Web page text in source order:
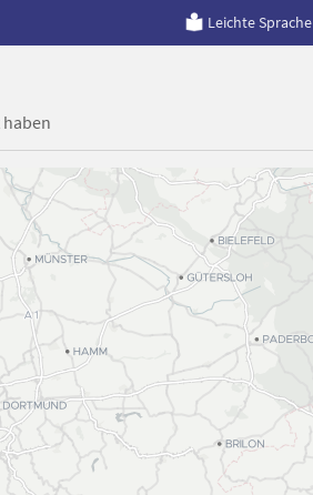
Leichte Sprache